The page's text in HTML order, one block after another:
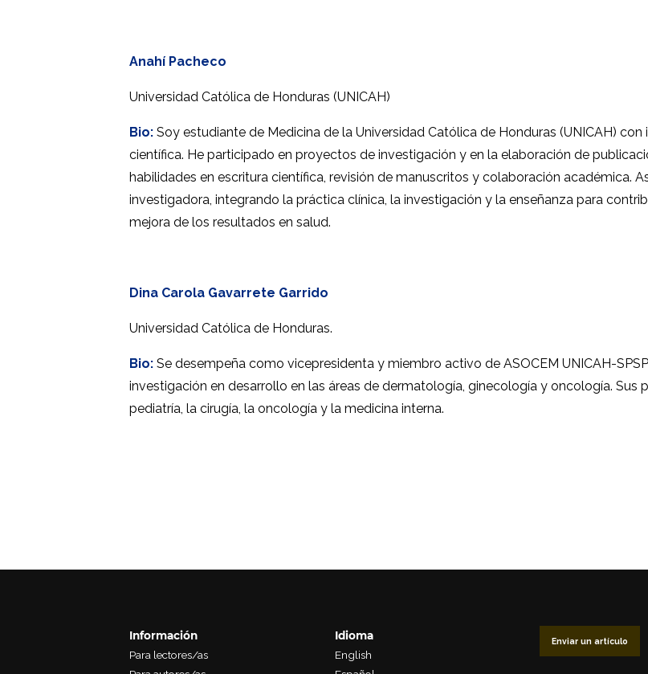
Anahí Pacheco
Universidad Católica de Honduras (UNICAH)
Bio: Soy estudiante de Medicina de la Universidad Católica de Honduras (UNICAH)
científica. He participado en proyectos de investigación y en la elaboración de
habilidades en escritura científica, revisión de manuscritos y colaboración académica.
investigadora, integrando la práctica clínica, la investigación y la enseñanza para
mejora de los resultados en salud.
Dina Carola Gavarrete Garrido
Universidad Católica de Honduras.
Bio: Se desempeña como vicepresidenta y miembro activo de ASOCEM UNICAH-
investigación en desarrollo en las áreas de dermatología, ginecología y oncología. Sus
pediatría, la cirugía, la oncología y la medicina interna.
Información
Para lectores/as
Idioma
English
Enviar un artículo